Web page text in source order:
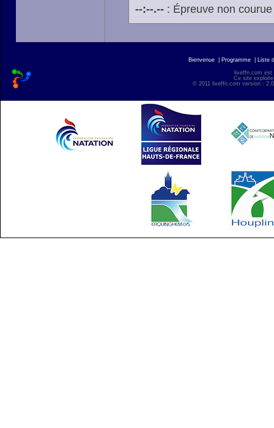
--:--.--: Épreuve non
Bienvenue Programme Liste
liveffn.com est
Ce site
© 2011 liveffn.com version :